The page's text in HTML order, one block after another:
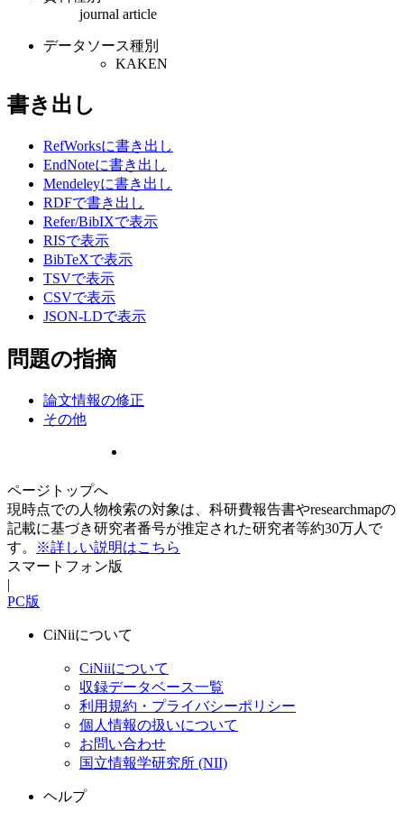
journal article
データソース種別
KAKEN
書き出し
RefWorksに書き出し
EndNoteに書き出し
Mendeleyに書き出し
RDFで書き出し
Refer/BibIXで表示
RISで表示
BibTeXで表示
TSVで表示
CSVで表示
JSON-LDで表示
問題の指摘
論文情報の修正
その他
ページトップへ
現時点での人物検索の対象は、科研費報告書やresearchmapの
記載に基づき研究者番号が推定された研究者等約30万人で
す。
※詳しい説明はこちら
スマートフォン版
|
PC版
CiNiiについて
CiNiiについて
収録データベース一覧
利用規約・プライバシーポリシー
個人情報の扱いについて
お問い合わせ
国立情報学研究所 (NII)
ヘルプ